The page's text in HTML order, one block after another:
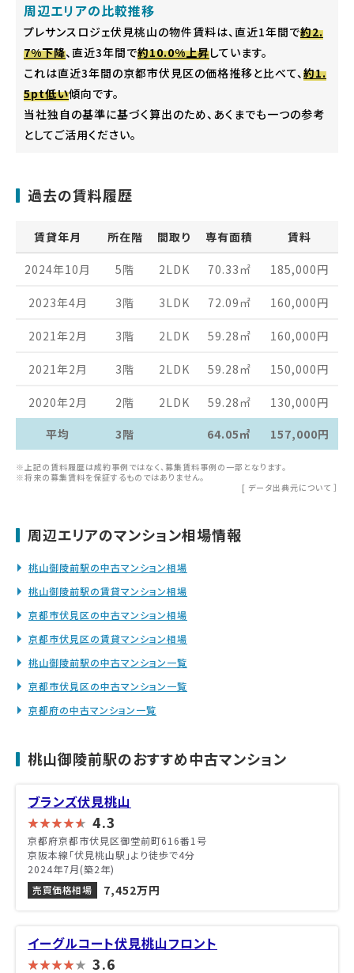
周辺エリアの比較推移
プレサンスロジェ伏見桃山の物件賃料は、直近1年間で約2.
7%下降、直近3年間で約10.0%上昇しています。
これは直近3年間の京都市伏見区の価格推移と比べて、約1.
5pt低い傾向です。
当社独自の基準に基づく算出のため、あくまでも一つの参考
としてご活用ください。
過去の賃料履歴
賃貸年月 所在階 間取り 専有面積 賃料
2024年10月 5階 2LDK 70.33 ㎡ 185,000円
2023年4月 3階 3LDK 72.09 ㎡ 160,000円
2021年2月 3階 2LDK 59.28 ㎡ 160,000円
2021年2月 3階 2LDK 59.28 ㎡ 150,000円
2020年2月 2階 2LDK 59.28 ㎡ 130,000円
平均
3階 64.05㎡ 157,000円
※上記の賃料履歴は成約事例ではなく、募集賃料事例の一部となります。
※将来の募集賃料を保証するものではありません。
[ データ出典元について ］
周辺エリアのマンション相場情報
桃山御陵前駅の中古マンション相場
桃山御陵前駅の賃貸マンション相場
京都市伏見区の中古マンション相場
京都市伏見区の賃貸マンション相場
桃山御陵前駅の中古マンション一覧
京都市伏見区の中古マンション一覧
京都府の中古マンション一覧
桃山御陵前駅のおすすめ中古マンション
ブランズ伏見桃山
4.3
京都府京都市伏見区御堂前町616番1号
京阪本線「伏見桃山駅」より徒歩で4分
2024年7月(築2年)
売買価格相場
7,452万円
イーグルコート伏見桃山フロント
3.6